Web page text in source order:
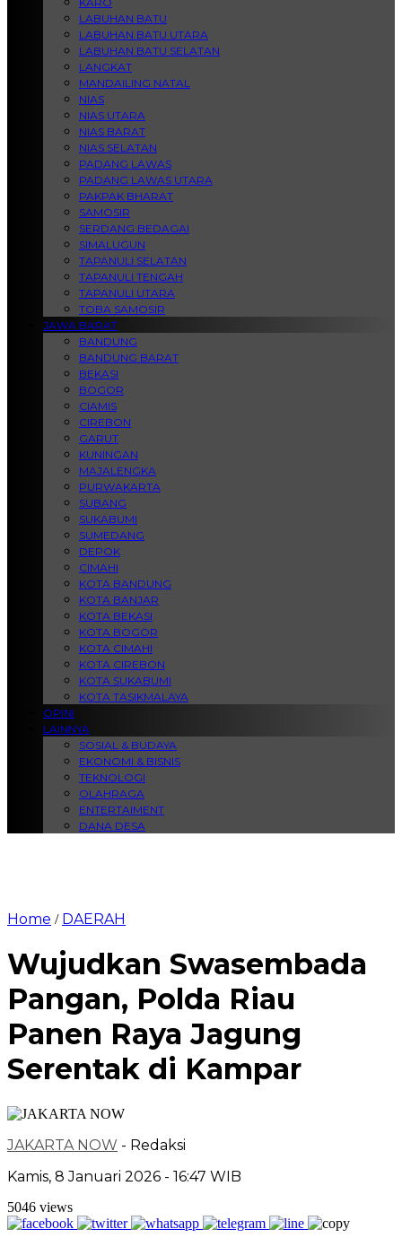
LABUHAN BATU
LABUHAN BATU UTARA
LABUHAN BATU SELATAN
LANGKAT
MANDAILING NATAL
NIAS
NIAS UTARA
NIAS BARAT
NIAS SELATAN
PADANG LAWAS
PADANG LAWAS UTARA
PAKPAK BHARAT
SAMOSIR
SERDANG BEDAGAI
SIMALUGUN
TAPANULI SELATAN
TAPANULI TENGAH
TAPANULI UTARA
TOBA SAMOSIR
JAWA BARAT
BANDUNG
BANDUNG BARAT
BEKASI
BOGOR
CIAMIS
CIREBON
GARUT
KUNINGAN
MAJALENGKA
PURWAKARTA
SUBANG
SUKABUMI
SUMEDANG
DEPOK
CIMAHI
KOTA BANDUNG
KOTA BANJAR
KOTA BEKASI
KOTA BOGOR
KOTA CIMAHI
KOTA CIREBON
KOTA SUKABUMI
KOTA TASIKMALAYA
OPINI
LAINNYA
SOSIAL & BUDAYA
EKONOMI & BISNIS
TEKNOLOGI
OLAHRAGA
ENTERTAIMENT
DANA DESA
Home / DAERAH
Wujudkan Swasembada
Pangan, Polda Riau
Panen Raya Jagung
Serentak di Kampar
JAKARTA NOW - Redaksi
Kamis, 8 Januari 2026 - 16:47 WIB
5046 views